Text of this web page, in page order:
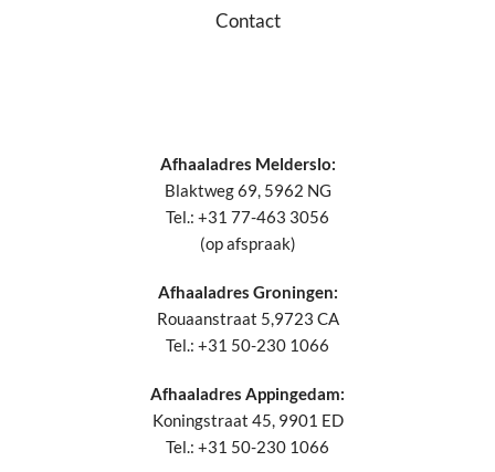
Contact
Afhaaladres Melderslo:
Blaktweg 69, 5962 NG
Tel.: +31 77-463 3056
(op afspraak)
Afhaaladres Groningen:
Rouaanstraat 5,9723 CA
Tel.: +31 50-230 1066
Afhaaladres Appingedam:
Koningstraat 45, 9901 ED
Tel.: +31 50-230 1066